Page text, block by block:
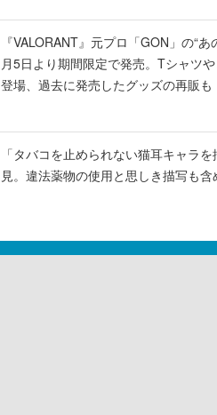
『VALORANT』元プロ「GON」の“
月5日より期間限定で発売。Tシャツ
登場、過去に発売したグッズの再販も
「タバコを止められない猫耳キャラ
見。違法薬物の使用と思しき描写も